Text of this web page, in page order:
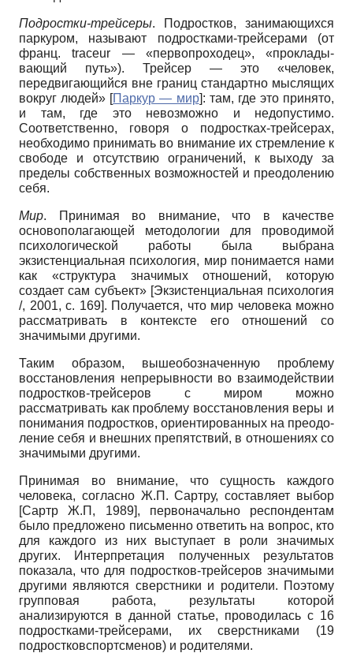
Подростки­-трейсеры. Подростков, занимающихся
паркуром, называют под­ростками-трейсерами (от
франц. traceur — «первопроходец», «проклады­
вающий путь»). Трейсер — это «человек,
передвигающийся вне границ стандарт­но мыслящих
вокруг людей» [Паркур — мир]: там, где это принято,
и там, где это невозможно и недопустимо.
Соответственно, говоря о подростках-трейсерах,
необходимо при­нимать во внимание их стремление к
свободе и отсутствию ограничений, к выходу за
пределы собственных возмож­ностей и преодолению
себя.
Мир. Принимая во внимание, что в качестве
основополагающей методоло­гии для проводимой
психологической работы была выбрана
экзистенциальная психология, мир понимается нами
как «структура значимых отношений, кото­рую
создает сам субъект» [Экзистенциальная психология
/, 2001, с. 169]. По­лучается, что мир человека можно
рас­сматривать в контексте его отношений со
значимыми другими.
Таким образом, вышеобозначенную проблему
восстановления непрерывности во взаимодействии
подростков-трейсеров с миром можно
рассматривать как про­блему восстановления веры и
понимания подростков, ориентированных на преодо­
ление себя и внешних препятствий, в от­ношениях со
значимыми другими.
Принимая во внимание, что сущ­ность каждого
человека, согласно Ж.­П. Сартру, составляет выбор
[Сартр Ж.­П, 1989], перво­начально респондентам
было предложе­но письменно ответить на вопрос, кто
для каждого из них выступает в роли значимых
других. Интерпретация полу­ченных результатов
показала, что для подростков-трейсеров значимыми
дру­гими являются сверстники и родители. Поэтому
групповая работа, результаты которой
анализируются в данной статье, проводилась с 16
подростками-трейсера­ми, их сверстниками (19
подростков­спортсменов) и родителями.